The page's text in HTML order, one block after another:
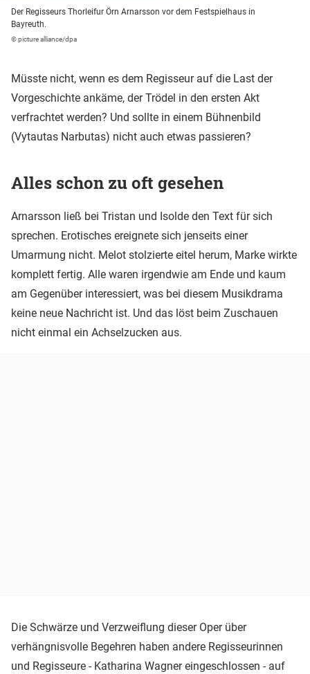
Der Regisseurs Thorleifur Örn Arnarsson vor dem Festspielhaus in
Bayreuth.
© picture alliance/dpa
Müsste nicht, wenn es dem Regisseur auf die Last der
Vorgeschichte ankäme, der Trödel in den ersten Akt
verfrachtet werden? Und sollte in einem Bühnenbild
(Vytautas Narbutas) nicht auch etwas passieren?
Alles schon zu oft gesehen
Arnarsson ließ bei Tristan und Isolde den Text für sich
sprechen. Erotisches ereignete sich jenseits einer
Umarmung nicht. Melot stolzierte eitel herum, Marke wirkte
komplett fertig. Alle waren irgendwie am Ende und kaum
am Gegenüber interessiert, was bei diesem Musikdrama
keine neue Nachricht ist. Und das löst beim Zuschauen
nicht einmal ein Achselzucken aus.
Die Schwärze und Verzweiflung dieser Oper über
verhängnisvolle Begehren haben andere Regisseurinnen
und Regisseure - Katharina Wagner eingeschlossen - auf